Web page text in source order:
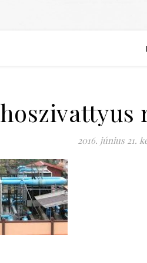
hoszivattyus
2016. június 21.